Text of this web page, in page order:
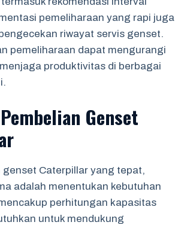
pemeliharaan yang rapi juga
riwayat servis genset.
pemeliharaan dapat mengurangi
produktivitas di berbagai
Genset
genset Caterpillar yang tepat,
adalah menentukan kebutuhan
perhitungan kapasitas
untuk mendukung